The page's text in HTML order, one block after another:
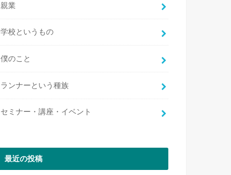
親業
学校というもの
僕のこと
ランナーという種族
セミナー・講座・イベント
最近の投稿